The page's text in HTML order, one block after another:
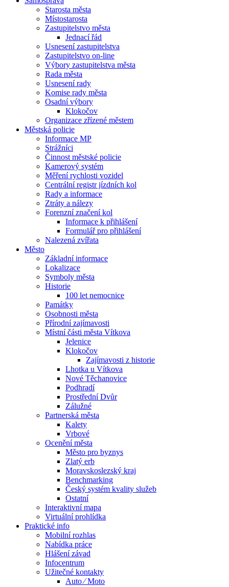
Starosta města
Místostarosta
Zastupitelstvo města
Jednací řád
Usnesení zastupitelstva
Zastupitelstvo on-line
Výbory zastupitelstva města
Rada města
Usnesení rady
Komise rady města
Osadní výbory
Klokočov
Organizace zřízené městem
Městská policie
Informace MP
Strážníci
Činnost městské policie
Kamerový systém
Měření rychlosti vozidel
Centrální registr jízdních kol
Rady a informace
Ztráty a nálezy
Forenzní značení kol
Informace k přihlášení
Formulář pro přihlášení
Nalezená zvířata
Město
Základní informace
Lokalizace
Symboly města
Historie
100 let nemocnice
Památky
Osobnosti města
Přírodní zajímavosti
Místní části města Vítkova
Jelenice
Klokočov
Zajímavosti z historie
Lhotka u Vítkova
Nové Těchanovice
Podhradí
Prostřední Dvůr
Zálužné
Partnerská města
Kalety
Vrbové
Ocenění města
Město pro byznys
Zlatý erb
Moravskoslezský kraj
Benchmarking
Český systém kvality služeb
Ostatní
Interaktivní mapa
Virtuální prohlídka
Praktické info
Mobilní rozhlas
Nabídka práce
Hlášení závad
Infocentrum
Užitečné kontakty
Auto ⁄ Moto